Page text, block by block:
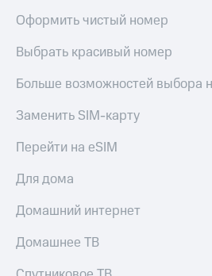
Оформить чистый номер
Выбрать красивый номер
Больше возможностей выбора
Заменить SIM-карту
Перейти на eSIM
Для дома
Домашний интернет
Домашнее ТВ